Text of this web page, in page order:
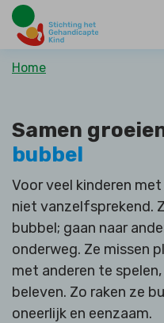
Naar
hoofdinhoud
Kruimelpad
Home
Samen
bubbel
Voor veel kinderen
niet vanzelfsprekend.
bubbel; gaan naar
onderweg. Ze missen
met anderen te
beleven. Zo raken ze
oneerlijk en eenzaam.